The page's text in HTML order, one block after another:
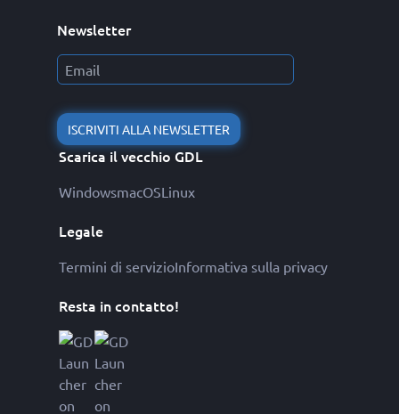
Newsletter
ISCRIVITI ALLA NEWSLETTER
Scarica il vecchio GDL
WindowsmacOSLinux
Legale
Termini di servizioInformativa sulla privacy
Resta in contatto!